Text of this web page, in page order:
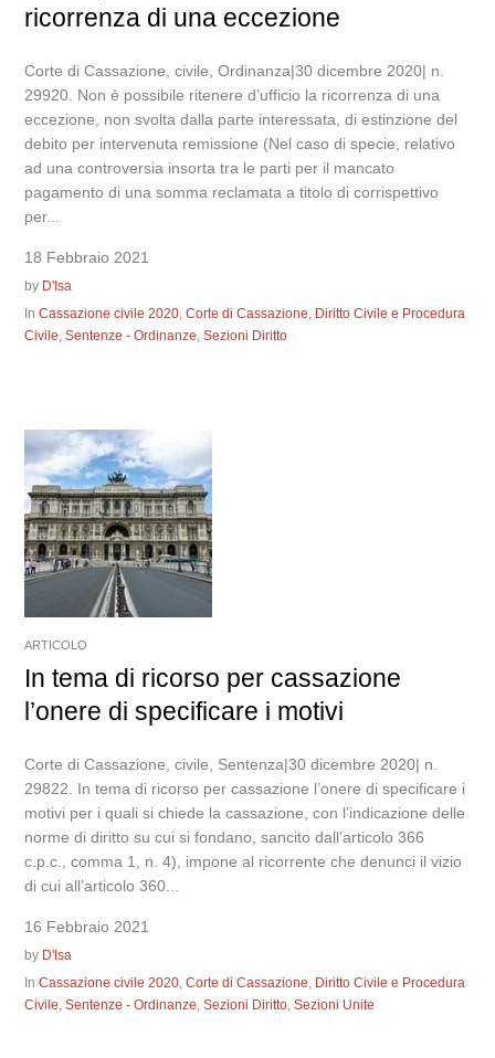
ricorrenza di una eccezione
Corte di Cassazione, civile, Ordinanza|30 dicembre 2020| n.
29920. Non è possibile ritenere d’ufficio la ricorrenza di una
eccezione, non svolta dalla parte interessata, di estinzione del
debito per intervenuta remissione (Nel caso di specie, relativo
ad una controversia insorta tra le parti per il mancato
pagamento di una somma reclamata a titolo di corrispettivo
per...
18 Febbraio 2021
by D'Isa
InCassazione civile 2020,Corte di Cassazione, Diritto Civile e Procedura
Civile,Sentenze - Ordinanze,Sezioni Diritto
ARTICOLO
In tema di ricorso per cassazione
l’onere di specificare i motivi
Corte di Cassazione, civile, Sentenza|30 dicembre 2020| n.
29822. In tema di ricorso per cassazione l’onere di specificare i
motivi per i quali si chiede la cassazione, con l’indicazione delle
norme di diritto su cui si fondano, sancito dall’articolo 366
c.p.c., comma 1, n. 4), impone al ricorrente che denunci il vizio
di cui all’articolo 360...
16 Febbraio 2021
by D'Isa
InCassazione civile 2020,Corte di Cassazione, Diritto Civile e Procedura
Civile,Sentenze - Ordinanze,Sezioni Diritto,Sezioni Unite